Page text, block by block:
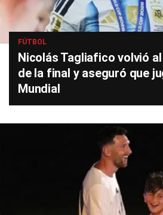
FÚTBOL
Nicolás Tagliafico volvió
de la final y aseguró que
Mundial